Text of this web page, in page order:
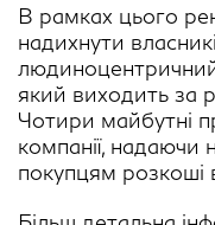
В рамках цього
надихнути
людиноцентричний
який виходить за
Чотири майбутні
компанії, надаючи
покупцям розкоші